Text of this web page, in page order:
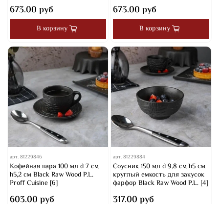
673.00 руб
В корзину
673.00 руб
В корзину
арт.81229846
Кофейная пара 100 мл d 7 см
h5,2 см Black Raw Wood P.L.
Proff Cuisine [6]
603.00 руб
арт.81229884
Соусник 150 мл d 9,8 см h5 см
круглый емкость для закусок
фарфор Black Raw Wood P.L. [4]
317.00 руб